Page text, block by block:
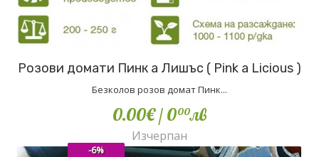
Розови домати Пинк а Лишъс ( Pink a Licious )
Безколов розов домат Пинк...
0.00€/ 000лв
Изчерпан
-6%